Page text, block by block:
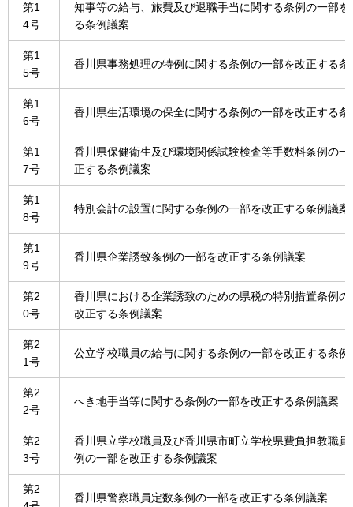
第1
4号
知事等の給与、旅費及び退職手当に関する条例の一部を
る条例議案
第1
5号
香川県事務処理の特例に関する条例の一部を改正する条
第1
6号
香川県生活環境の保全に関する条例の一部を改正する条
第1
7号
香川県保健衛生及び環境関係試験検査等手数料条例の一
正する条例議案
第1
8号
特別会計の設置に関する条例の一部を改正する条例議案
第1
9号
香川県企業誘致条例の一部を改正する条例議案
第2
0号
香川県における企業誘致のための県税の特別措置条例の
改正する条例議案
第2
1号
公立学校職員の給与に関する条例の一部を改正する条例
第2
2号
へき地手当等に関する条例の一部を改正する条例議案
第2
3号
香川県立学校職員及び香川県市町立学校県費負担教職員
例の一部を改正する条例議案
第2
香川県警察職員定数条例の一部を改正する条例議案